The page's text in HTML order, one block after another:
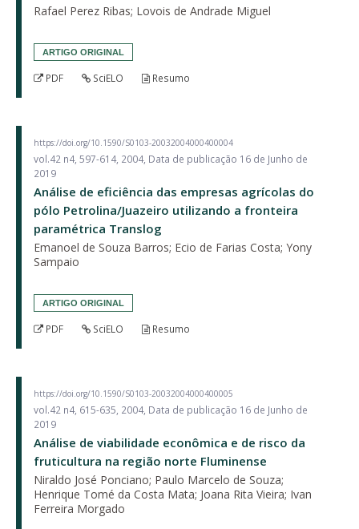
Rafael Perez Ribas; Lovois de Andrade Miguel
ARTIGO ORIGINAL
PDF SciELO Resumo
https://doi.org/10.1590/S0103-20032004000400004
vol.42 n4, 597-614, 2004, Data de publicação 16 de Junho de
2019
Análise de eficiência das empresas agrícolas do
pólo Petrolina/Juazeiro utilizando a fronteira
paramétrica Translog
Emanoel de Souza Barros; Ecio de Farias Costa; Yony
Sampaio
ARTIGO ORIGINAL
PDF SciELO Resumo
https://doi.org/10.1590/S0103-20032004000400005
vol.42 n4, 615-635, 2004, Data de publicação 16 de Junho de
2019
Análise de viabilidade econômica e de risco da
fruticultura na região norte Fluminense
Niraldo José Ponciano; Paulo Marcelo de Souza;
Henrique Tomé da Costa Mata; Joana Rita Vieira; Ivan
Ferreira Morgado